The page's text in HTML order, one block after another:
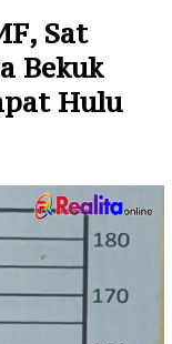
Sat
Bekuk
Hulu